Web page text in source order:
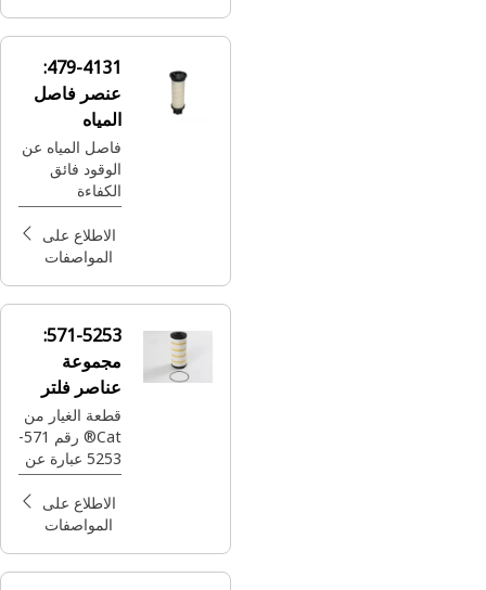
أكبر وخدمة
479-4131:
عنصر فاصل
المياه
فاصل المياه عن
الوقود فائق
الكفاءة
الاطلاع على
المواصفات
571-5253:
مجموعة
عناصر فلتر
ناقل الحركة
قطعة الغيار من
Cat® رقم 571-
5253 عبارة عن
فلتر ناقل حركة
يوفر الحماية
والمتانة لماكينات
لديك.
الاطلاع على
المواصفات